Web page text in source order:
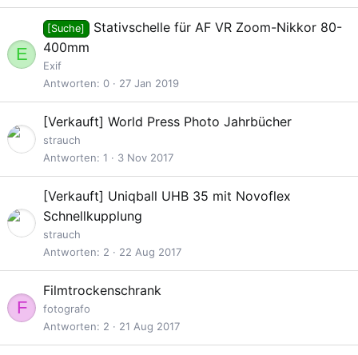
E
[Suche]
Stativschelle für AF VR Zoom-Nikkor 80-
400mm
Exif
Antworten 0 27 Jan 2019
[Verkauft] World Press Photo Jahrbücher
strauch
Antworten 1 3 Nov 2017
[Verkauft] Uniqball UHB 35 mit Novoflex
Schnellkupplung
strauch
Antworten
2 22 Aug 2017
F
Filmtrockenschrank
fotografo
Antworten
2 21 Aug 2017